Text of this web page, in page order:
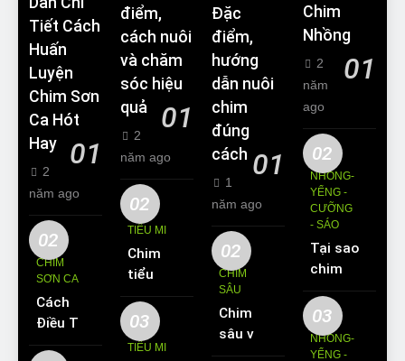
Tiết Cách
Huấn
Luyện
Chim Sơn
Ca Hót
Hay
01
2
năm ago
02
CHIM
SƠN CA
Cách
Điều Trị
Hiệu
điểm,
cách nuôi
và chăm
sóc hiệu
quả
01
2
năm ago
02
TIỂU MI
Chim
tiểu mi
ăn gì?
Kinh
nghiệm
03
TIỂU MI
Đặc
điểm,
hướng
dẫn nuôi
chim
đúng
cách 01
1
năm ago
02
CHIM
SÂU
Chim
sâu và
những
Chim
Nhồng
01
2
năm
ago
02
NHỒNG-
YỂNG -
CƯỠNG
- SÁO
Tại sao
chim
Sáo lại
được
yêu
thích
03
NHỒNG-
YỂNG -